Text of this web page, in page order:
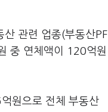
관련 업종(부동산PF
중 연체액이 120억원
원으로 전체 부동산